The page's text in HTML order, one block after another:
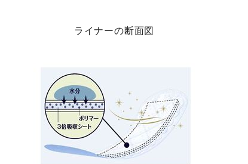
ライナーの断面図